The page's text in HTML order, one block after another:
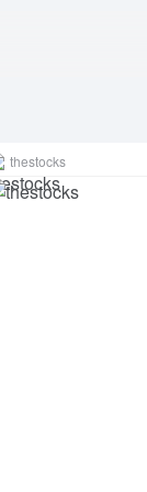
thestocks